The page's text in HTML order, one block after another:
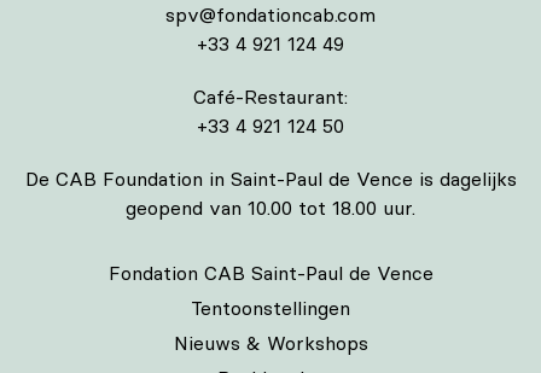
spv@fondationcab.com
+33 4 921 124 49
Café-Restaurant:
+33 4 921 124 50
De CAB Foundation in Saint-Paul de Vence is dagelijks
geopend van 10.00 tot 18.00 uur.
Fondation CAB Saint-Paul de Vence
Tentoonstellingen
Nieuws & Workshops